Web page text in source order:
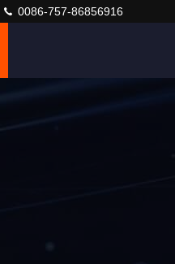
0086-757-86856916